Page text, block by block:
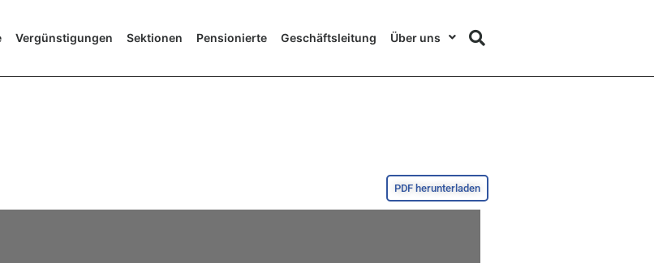
Vergünstigungen Sektionen Pensionierte Geschäftsleitung Über uns
PDF herunterladen